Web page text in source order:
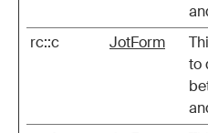
rc::c JotForm
to